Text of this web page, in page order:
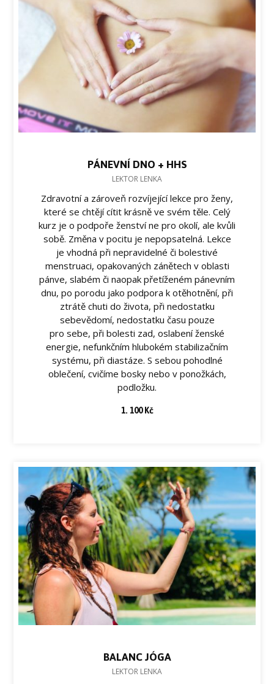
PÁNEVNÍ DNO + HHS
LEKTOR LENKA
Zdravotní a zároveň rozvíjející lekce pro ženy,
které se chtějí cítit krásně ve svém těle. Celý
kurz je o podpoře ženství ne pro okolí, ale kvůli
sobě. Změna v pocitu je nepopsatelná. Lekce
je vhodná při nepravidelné či bolestivé
menstruaci, opakovaných zánětech v oblasti
pánve, slabém či naopak přetíženém pánevním
dnu, po porodu jako podpora k otěhotnění, při
ztrátě chuti do života, při nedostatku
sebevědomí, nedostatku času pouze
pro sebe, při bolesti zad, oslabení ženské
energie, nefunkčním hlubokém stabilizačním
systému, při diastáze. S sebou pohodlné
oblečení, cvičíme bosky nebo v ponožkách,
podložku.
1. 100 Kč
BALANC JÓGA
LEKTOR LENKA